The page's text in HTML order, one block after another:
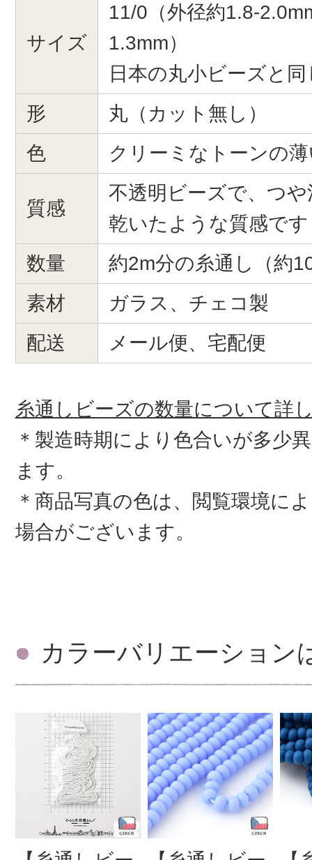
サイズ
11/0（外径約1.8-
1.3mm）
日本の丸小ビーズと
形
丸（カット無し）
色
クリーミなトーンの
質感
不透明ビーズで、つ
乾いたような質感です
数量
約2m分の糸通し（約
素材
ガラス、チェコ製
配送
メール便、宅配便
糸通しビーズの数量について詳
＊製造時期により色合いが多少
ます。
＊商品写真の色は、閲覧環境に
場合がございます。
カラーバリエーション